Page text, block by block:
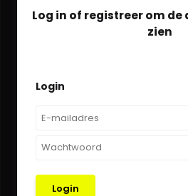
Log in of registreer om
zien
Login
Login
We helpen je graag via Whatsapp!
verkoop@vanbieren.nl